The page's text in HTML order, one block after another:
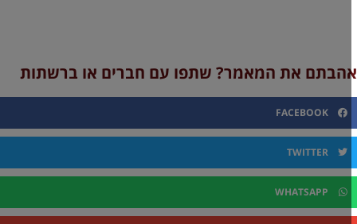
את המאמר? שתפו עם חברים או ברשתות
FACEBOOK
TWITTER
WHATSAPP